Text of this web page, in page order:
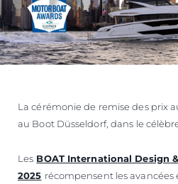
La cérémonie de remise des prix
au Boot Düsseldorf, dans le
Les BOAT International Design
2025 récompensent les avancées